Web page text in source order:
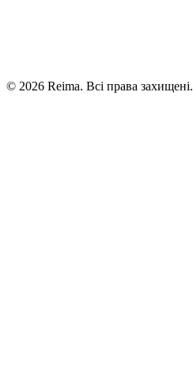
© 2026 Reima. Всі права захищені.